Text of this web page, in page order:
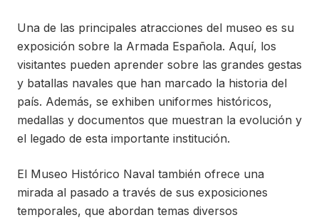
Una de las principales atracciones del museo es su
exposición sobre la Armada Española. Aquí, los
visitantes pueden aprender sobre las grandes gestas
y batallas navales que han marcado la historia del
país. Además, se exhiben uniformes históricos,
medallas y documentos que muestran la evolución y
el legado de esta importante institución.
El Museo Histórico Naval también ofrece una
mirada al pasado a través de sus exposiciones
temporales, que abordan temas diversos